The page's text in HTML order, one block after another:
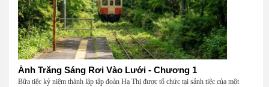
Ánh Trăng Sáng Rơi Vào Lưới - Chương 1
Bữa tiệc kỷ niệm thành lập tập đoàn Hạ Thị được tổ chức tại sảnh tiệc của một